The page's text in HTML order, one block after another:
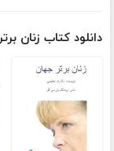
دانلود کتاب زنان